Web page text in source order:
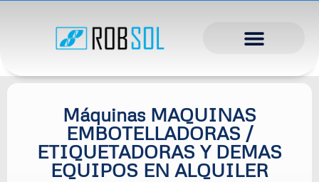
Máquinas MAQUINAS
EMBOTELLADORAS /
ETIQUETADORAS Y DEMAS
EQUIPOS EN ALQUILER